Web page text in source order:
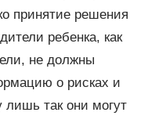
принятие решения
ребенка, как
не должны
о рисках и
лишь так они могут